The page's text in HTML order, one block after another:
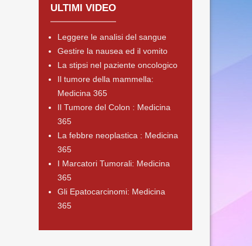
ULTIMI VIDEO
Leggere le analisi del sangue
Gestire la nausea ed il vomito
La stipsi nel paziente oncologico
Il tumore della mammella:
Medicina 365
Il Tumore del Colon : Medicina
365
La febbre neoplastica : Medicina
365
I Marcatori Tumorali: Medicina
365
Gli Epatocarcinomi: Medicina
365